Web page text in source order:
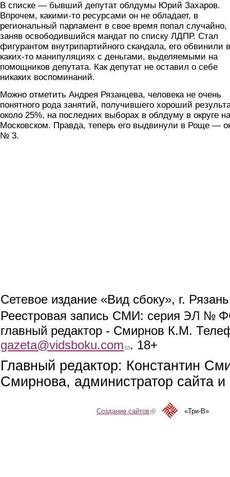
В списке — бывший депутат облдумы Юрий Захаров.
Впрочем, какими-то ресурсами он не обладает, в
региональный парламент в свое время попал случайно,
заняв освободившийся мандат по списку ЛДПР. Стал
фигурантом внутрипартийного скандала, его обвинили в
каких-то манипуляциях с деньгами, выделяемыми на
помощников депутата. Как депутат не оставил о себе
никаких воспоминаний.
Можно отметить Андрея Рязанцева, человека не очень
понятного рода занятий, получившего хороший
около 25%, на последних выборах в облдуму в округе на
Московском. Правда, теперь его выдвинули в Роще —
№ 3.
Сетевое издание «Вид сбоку», г.
Реестровая запись СМИ: серия ЭЛ №
главный редактор - Смирнов К.М.
gazeta@vidsboku.com (link sends e-mail)
. 18+
Главный редактор: Константин
Смирнова, администратор сайта
Создание сайтов(link is external)«Три-В»